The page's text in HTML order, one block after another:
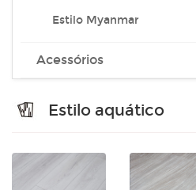
Estilo Myanmar
Acessórios
Estilo aquático